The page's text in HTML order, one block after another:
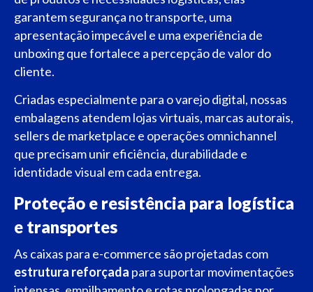
garantem segurança no transporte, uma
apresentação impecável e uma experiência de
unboxing que fortalece a percepção de valor do
cliente.
Criadas especialmente para o varejo digital, nossas
embalagens atendem lojas virtuais, marcas autorais,
sellers de marketplace e operações omnichannel
que precisam unir eficiência, durabilidade e
identidade visual em cada entrega.
Proteção e resistência para logística
e transportes
As caixas para e-commerce são projetadas com
estrutura reforçada para suportar movimentações